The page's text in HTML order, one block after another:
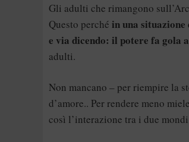
Gli adulti che rimangono
Questo perché in una
e via dicendo: il potere fa gola
adulti.
Non mancano – per riempire la
d’amore.. Per rendere meno
così l’interazione tra i due